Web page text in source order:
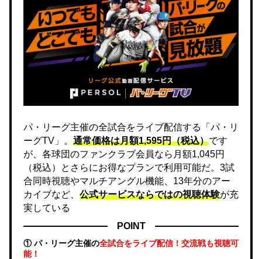
パ・リーグ主催の全試合をライブ配信する「パ・リ
ーグTV」。 通常価格は月額1,595円（税込）です
が、各球団のファンクラブ会員なら月額1,045円
（税込）とさらにお得なプランで利用可能だ。3試
合同時視聴やマルチアングル機能、13年分のアー
カイブなど、 公式サービスならではの視聴体験が充
実している
POINT
① パ・リーグ主催の全試合をライブ配信！交流戦も視聴可
能！